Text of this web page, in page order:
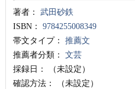
著者：
武田砂鉄
ISBN：
9784255008349
帯文タイプ：
推薦文
推薦者分類：
文芸
採録日：
（未設定）
確認方法：
（未設定）